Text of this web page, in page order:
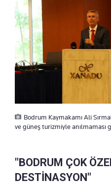
Bodrum Kaymakamı Ali
ve güneş turizmiyle anılmaması
"BODRUM ÇOK
DESTİNASYON"